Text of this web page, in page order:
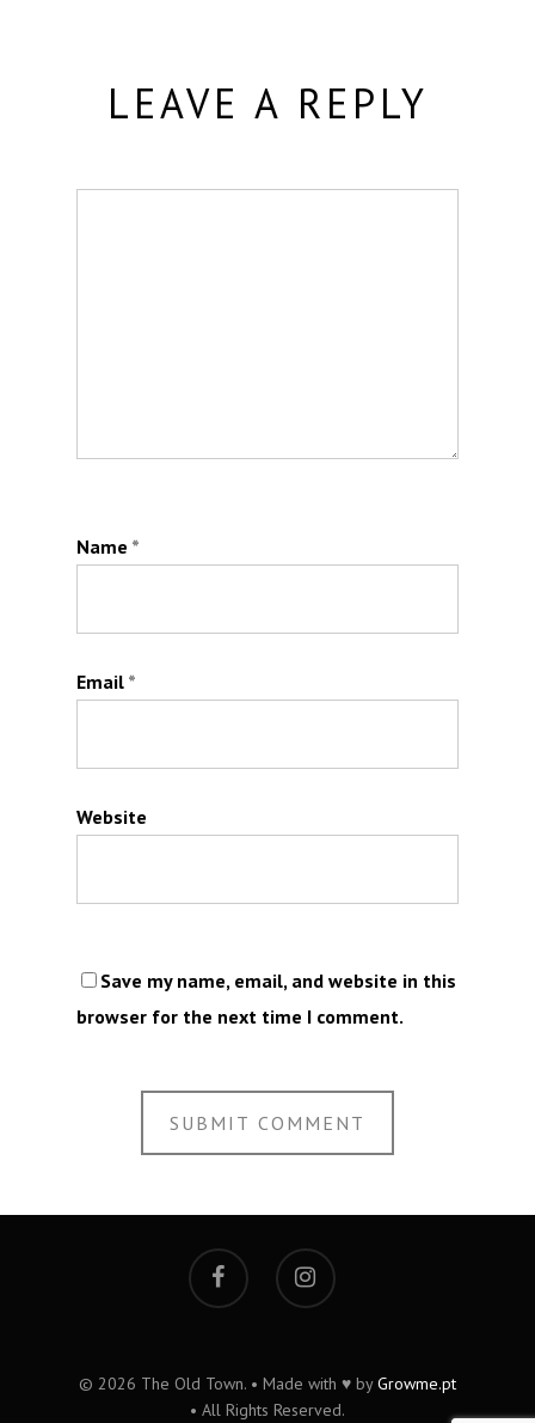
LEAVE A REPLY
Name *
Email *
Website
Save my name, email, and website in this
browser for the next time I comment.
© 2026 The Old Town. • Made with ♥ byGrowme.pt
• All Rights Reserved.